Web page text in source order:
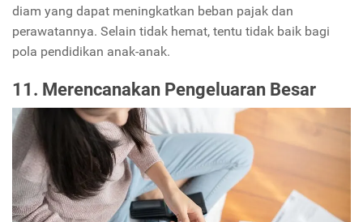
diam yang dapat meningkatkan beban pajak dan
perawatannya. Selain tidak hemat, tentu tidak baik bagi
pola pendidikan anak-anak.
11. Merencanakan Pengeluaran Besar